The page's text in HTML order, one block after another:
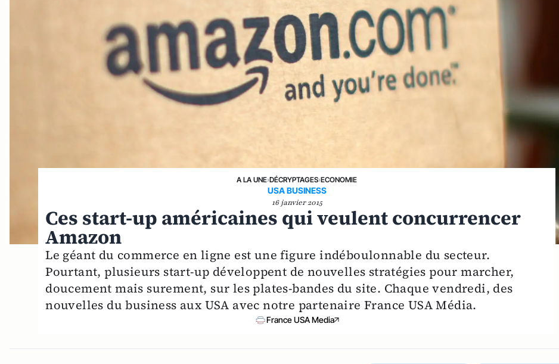
A LA UNE›DÉCRYPTAGES›ECONOMIE
USA BUSINESS
16 janvier 2015
Ces start-up américaines qui veulent concurrencer
Amazon
Le géant du commerce en ligne est une figure indéboulonnable du secteur.
Pourtant, plusieurs start-up développent de nouvelles stratégies pour marcher,
doucement mais surement, sur les plates-bandes du site. Chaque vendredi, des
nouvelles du business aux USA avec notre partenaire France USA Média.
France USA Media